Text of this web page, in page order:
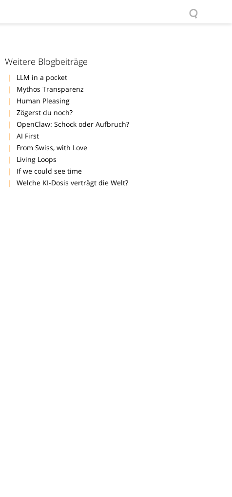
Weitere Blogbeiträge
LLM in a pocket
Mythos Transparenz
Human Pleasing
Zögerst du noch?
OpenClaw: Schock oder Aufbruch?
AI First
From Swiss, with Love
Living Loops
If we could see time
Welche KI-Dosis verträgt die Welt?